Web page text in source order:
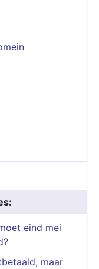
eind mei
maar